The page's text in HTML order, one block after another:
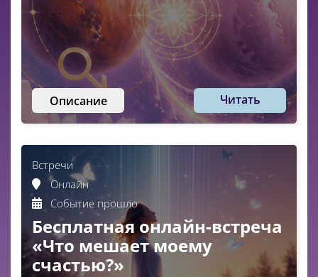
Описание Читать
Встречи
Онлайн
Событие прошло
Бесплатная онлайн-встреча
«Что мешает моему
счастью?»